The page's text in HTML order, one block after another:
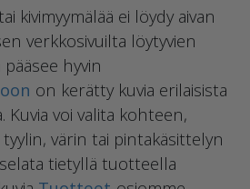
kivimyymälää ei löydy aivan
verkkosivuilta löytyvien
hyvin
on kerätty kuvia erilaisista
Kuvia voi valita kohteen,
värin tai pintakäsittelyn
tietyllä tuotteella